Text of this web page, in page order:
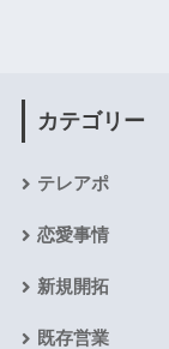
カテゴリー
テレアポ
恋愛事情
新規開拓
既存営業